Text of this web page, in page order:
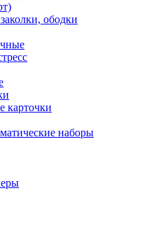
ободки
карточки
наборы